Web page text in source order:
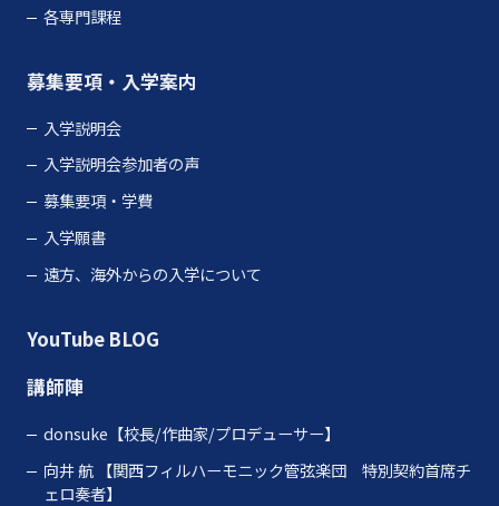
各専門課程
募集要項・入学案内
入学説明会
入学説明会参加者の声
募集要項・学費
入学願書
遠方、海外からの入学について
YouTube BLOG
講師陣
donsuke【校長/作曲家/プロデューサー】
向井 航 【関西フィルハーモニック管弦楽団 特別契約首席チ
ェロ奏者】